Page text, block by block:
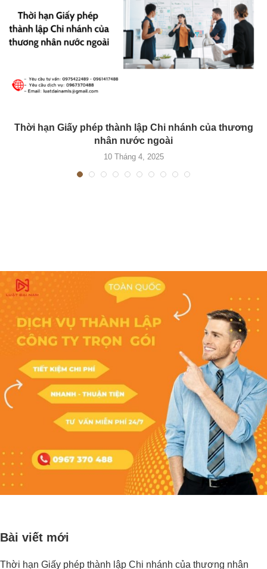
Thời hạn Giấy phép thành lập Chi nhánh của thương
nhân nước ngoài
10 Tháng 4, 2025
Bài viết mới
Thời hạn Giấy phép thành lập Chi nhánh của thương nhân